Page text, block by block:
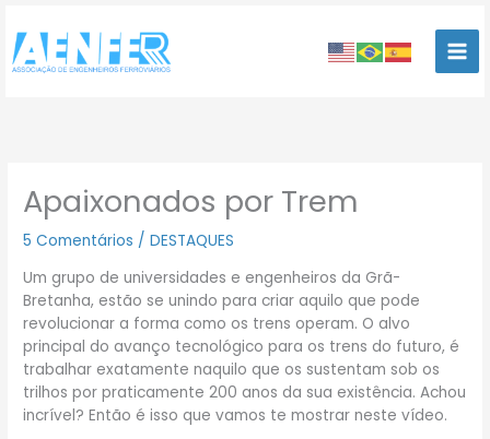
para
conteúdo
Apaixonados por Trem
5 Comentários /DESTAQUES
Um grupo de universidades e engenheiros da Grã-
Bretanha, estão se unindo para criar aquilo que pode
revolucionar a forma como os trens operam. O alvo
principal do avanço tecnológico para os trens do futuro, é
trabalhar exatamente naquilo que os sustentam sob os
trilhos por praticamente 200 anos da sua existência. Achou
incrível? Então é isso que vamos te mostrar neste vídeo.